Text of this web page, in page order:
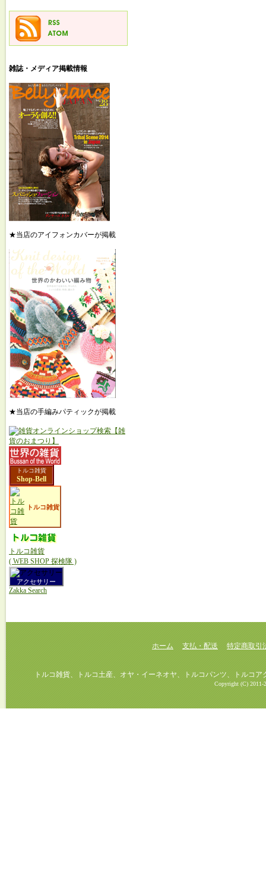
雑誌・メディア掲載情報
★当店のアイフォンカバーが掲載
★当店の手編みパティックが掲載
トルコ雑貨
Shop-Bell
トルコ雑貨
トルコ雑貨
( WEB SHOP 探検隊 )
アクセサリー
Zakka Search
ホーム 支払・配送 特定商取引
トルコ雑貨、トルコ土産、オヤ・イーネオヤ、トルコパンツ、トルコアク
Copyright (C) 2011-